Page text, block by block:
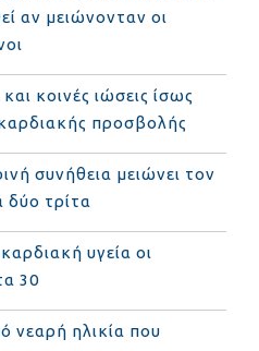
αν μειώνονταν οι
κοινές ιώσεις ίσως
προσβολής
συνήθεια μειώνει τον
δύο τρίτα
υγεία οι
30
νεαρή ηλικία που